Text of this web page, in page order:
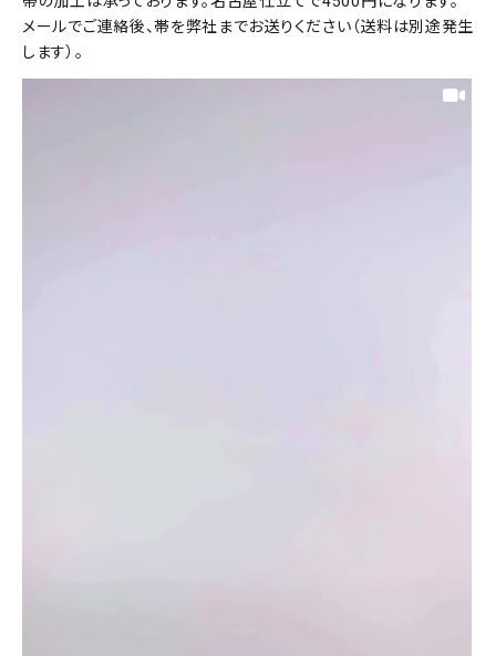
メールでご連絡後、帯を弊社までお送りください（送料は別途発生
します）。